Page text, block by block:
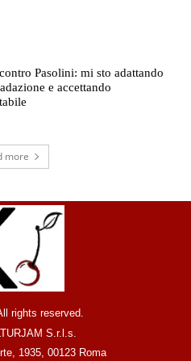
Pasolini: mi sto adattando
e accettando
more
rights reserved.
S.r.l.s.
1935, 00123 Roma